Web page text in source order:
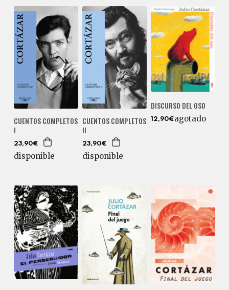
CUENTOS COMPLETOS
I
23,90€
disponible
CUENTOS COMPLETOS
II
23,90€
disponible
DISCURSO DEL OSO
12,90€agotado